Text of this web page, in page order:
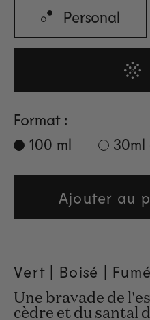
Personal
Format :
100 ml
30ml
Ajouter au
Vert | Boisé | Fumé
Une bravade de
cèdre et du santal